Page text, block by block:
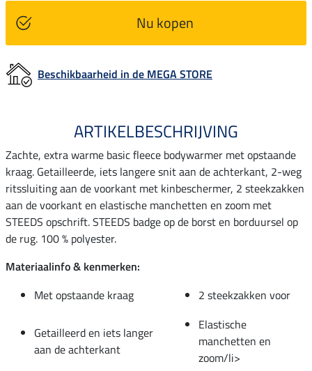
Nu kopen
Beschikbaarheid in de MEGA STORE
ARTIKELBESCHRIJVING
Zachte, extra warme basic fleece bodywarmer met opstaande
kraag. Getailleerde, iets langere snit aan de achterkant, 2-weg
ritssluiting aan de voorkant met kinbeschermer, 2 steekzakken
aan de voorkant en elastische manchetten en zoom met
STEEDS opschrift. STEEDS badge op de borst en borduursel op
de rug. 100 % polyester.
Materiaalinfo & kenmerken:
Met opstaande kraag
2 steekzakken voor
Getailleerd en iets langer
aan de achterkant
Elastische
manchetten en
zoom/li>